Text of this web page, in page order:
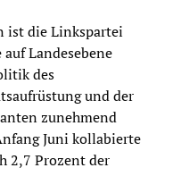
ist die Linkspartei
Landesebene
des
und der
zunehmend
Juni kollabierte
2,7 Prozent der